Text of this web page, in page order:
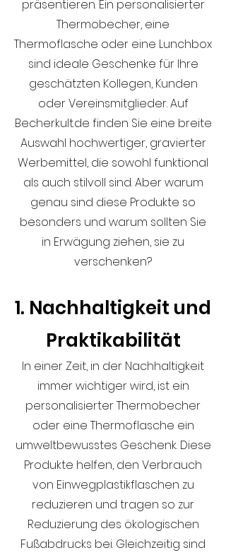
präsentieren. Ein personalisierter
Thermobecher, eine
Thermoflasche oder eine Lunchbox
sind ideale Geschenke für Ihre
geschätzten Kollegen, Kunden
oder Vereinsmitglieder. Auf
Becherkult.de finden Sie eine breite
Auswahl hochwertiger, gravierter
Werbemittel, die sowohl funktional
als auch stilvoll sind. Aber warum
genau sind diese Produkte so
besonders und warum sollten Sie
in Erwägung ziehen, sie zu
verschenken?
1. Nachhaltigkeit und
Praktikabilität
In einer Zeit, in der Nachhaltigkeit
immer wichtiger wird, ist ein
personalisierter Thermobecher
oder eine Thermoflasche ein
umweltbewusstes Geschenk. Diese
Produkte helfen, den Verbrauch
von Einwegplastikflaschen zu
reduzieren und tragen so zur
Reduzierung des ökologischen
Fußabdrucks bei. Gleichzeitig sind